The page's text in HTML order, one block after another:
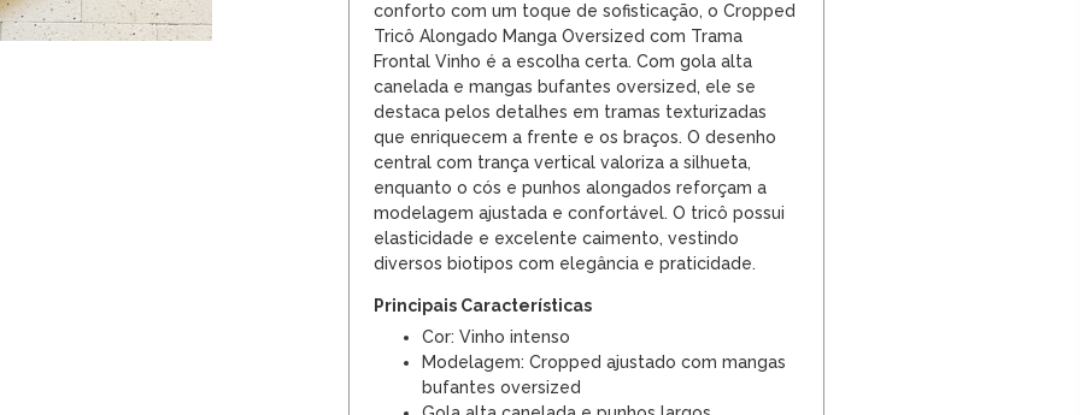
conforto com um toque de sofisticação, o Cropped
Tricô Alongado Manga Oversized com Trama
Frontal Vinho é a escolha certa. Com gola alta
canelada e mangas bufantes oversized, ele se
destaca pelos detalhes em tramas texturizadas
que enriquecem a frente e os braços. O desenho
central com trança vertical valoriza a silhueta,
enquanto o cós e punhos alongados reforçam a
modelagem ajustada e confortável. O tricô possui
elasticidade e excelente caimento, vestindo
diversos biotipos com elegância e praticidade.
Principais Características
Cor: Vinho intenso
Modelagem: Cropped ajustado com mangas
bufantes oversized